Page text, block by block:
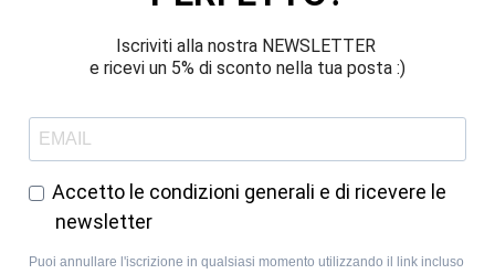
Iscriviti alla nostra NEWSLETTER
e ricevi un 5% di sconto nella tua posta :)
Accetto le condizioni generali e di ricevere le
newsletter
Puoi annullare l'iscrizione in qualsiasi momento utilizzando il link incluso